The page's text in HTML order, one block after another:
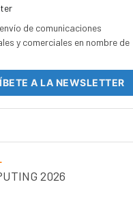
de comunicaciones
y comerciales en nombre de
A LA NEWSLETTER
2026